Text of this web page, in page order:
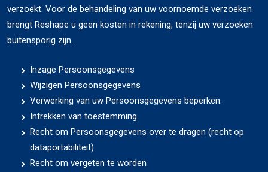
verzoekt. Voor de behandeling van uw voornoemde verzoeken
brengt Reshape u geen kosten in rekening, tenzij uw verzoeken
buitensporig zijn.
Inzage Persoonsgegevens
Wijzigen Persoonsgegevens
Verwerking van uw Persoonsgegevens beperken.
Intrekken van toestemming
Recht om Persoonsgegevens over te dragen (recht op
dataportabiliteit)
Recht om vergeten te worden